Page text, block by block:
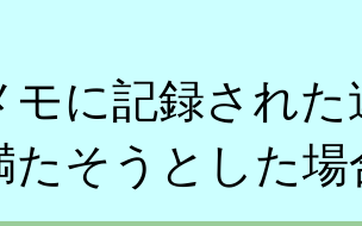
モに記録され
たそうとした